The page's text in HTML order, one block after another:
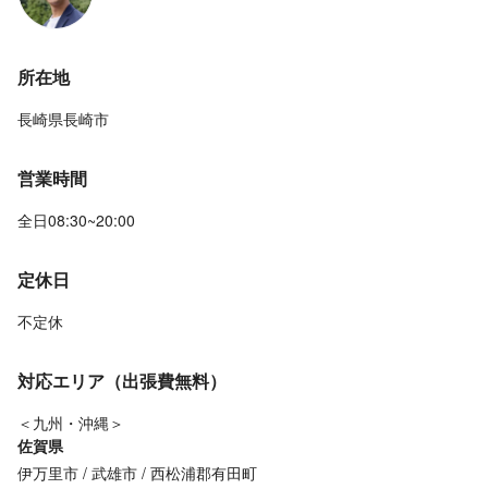
所在地
長崎県長崎市
営業時間
全日08:30~20:00
定休日
不定休
対応エリア（出張費無料）
＜九州・沖縄＞
佐賀県
伊万里市 武雄市 西松浦郡有田町